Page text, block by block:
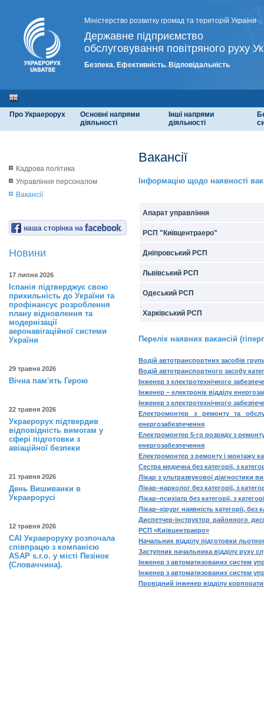
Міністерство розвитку громад та територій України
Державне підприємство
обслуговування повітряного руху
Безпека. Ефективність. Відповідальність
Про Украерорух
Основні напрями
діяльності
Інші напрями
діяльності
Кадрова політика
Управління персоналом
Вакансії
наша сторінка на
Новини
17 липня 2026
Іспанія підтверджує свою
прихильність до України та
профінансує розроблення
плану відновлення та
модернізації
аеронавігаційної системи
України
29 травня 2026
Вічна пам'ять Герою
22 травня 2026
Украерорух підтвердив
відповідність вимогам у
сфері підготовки з
авіаційної безпеки
21 травня 2026
День Вишиванки в
Украерорусі
12 травня 2026
САІ Украероруху розпочала
співпрацю з компанією
ASAP s.r.o. у місті Пезінок
(Словаччина).
Вакансії
Інформацію щодо наявності
Апарат управління
РСП "Київцентраеро"
Дніпровський РСП
Львівський РСП
Одеський РСП
Харківський РСП
Перелік наявних вакансій
Водій автотранспортних засобів
Водій автотранспортного засобу
Інженер з електротехнічного
Інженер – електронік відділу
Інженер з електротехнічного
Електромонтер з ремонту та
енергозабезпечення
Електромонтер 5-го розряду з
енергозабезпечення
Електромонтер з ремонту і монтажу
Cестра медична без категорії, з
Лікар з ультразвукової діагностики
Лікар–нарколог без категорії, з
Лікар–психіатр без категорії, з
Лікар–хірург наявність категорії,
Диспетчер-інструктор районного
РСП «Київцентраеро»
Начальник відділу підготовки
Заступник начальника відділу руху
Інженер з автоматизованих систем
Інженер з автоматизованих систем
Провідний інженер відділу